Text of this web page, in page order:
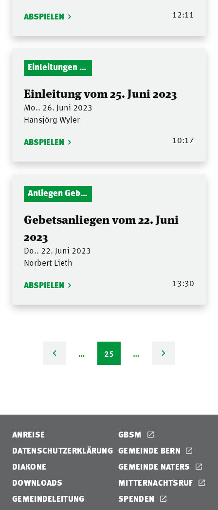
ABSPIELEN 12:11
Einleitungen Gottesdienst
Einleitung vom 25. Juni 2023
Mo.. 26. Juni 2023
Hansjörg Wyler
ABSPIELEN 10:17
Anliegen Gebetsstunde
Gebetsanliegen vom 22. Juni
2023
Do.. 22. Juni 2023
Norbert Lieth
ABSPIELEN 13:30
… 25 …
ANREISE
DATENSCHUTZERKLÄRUNG
DIAKONE
DOWNLOADS
GEMEINDELEITUNG
GBSM
GEMEINDE BERN
GEMEINDE NATERS
MITTERNACHTSRUF
SPENDEN